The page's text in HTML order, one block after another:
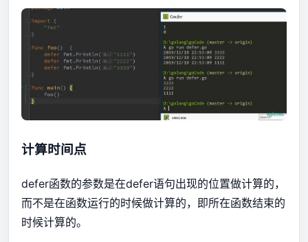
计算时间点
defer函数的参数是在defer语句出现的位置做计算的，
而不是在函数运行的时候做计算的，即所在函数结束的
时候计算的。